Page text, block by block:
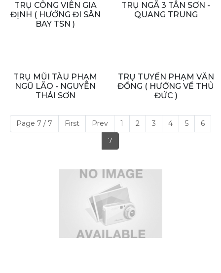
TRỤ CÔNG VIÊN GIA
ĐỊNH ( HƯỚNG ĐI SÂN
BAY TSN )
TRỤ NGÃ 3 TÂN SƠN -
QUANG TRUNG
TRỤ MŨI TÀU PHẠM
NGŨ LÃO - NGUYỄN
THÁI SƠN
TRỤ TUYẾN PHẠM VĂN
ĐỒNG ( HƯỚNG VỀ THỦ
ĐỨC )
Page 7 / 7 First Prev 1 2 3 4 5
6
7